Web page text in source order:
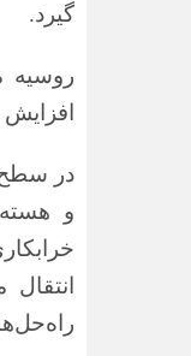
گیرد.
روسیه
در سطح
و